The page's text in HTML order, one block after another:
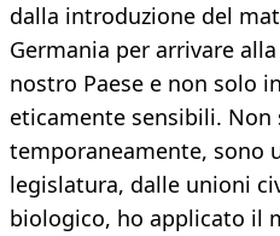
dalla introduzione del
Germania per arrivare
nostro Paese e non solo
eticamente sensibili.
temporaneamente, sono
legislatura, dalle unioni
biologico, ho applicato il